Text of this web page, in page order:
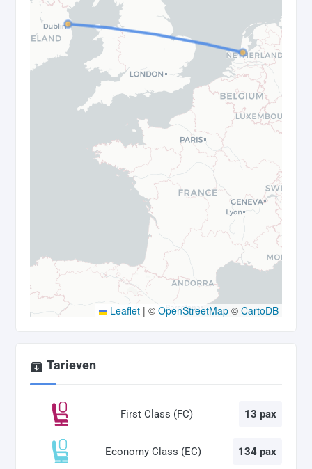
Leaflet | © OpenStreetMap © CartoDB
Tarieven
First Class (FC) 13 pax
Economy Class (EC) 134 pax